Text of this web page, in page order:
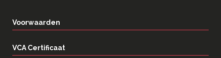
Voorwaarden
VCA Certificaat